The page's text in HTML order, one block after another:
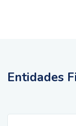
Entidades